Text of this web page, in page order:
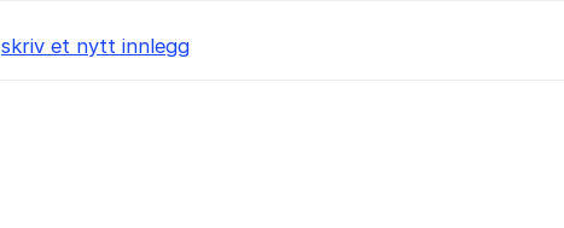
skriv et nytt innlegg